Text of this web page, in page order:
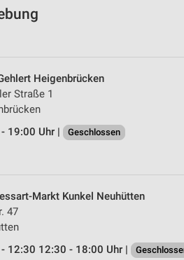
Heigenbrücken
Straße 1
19:00 Uhr |
Geschlossen
Markt Kunkel Neuhütten
47
12:30 12:30 - 18:00 Uhr |